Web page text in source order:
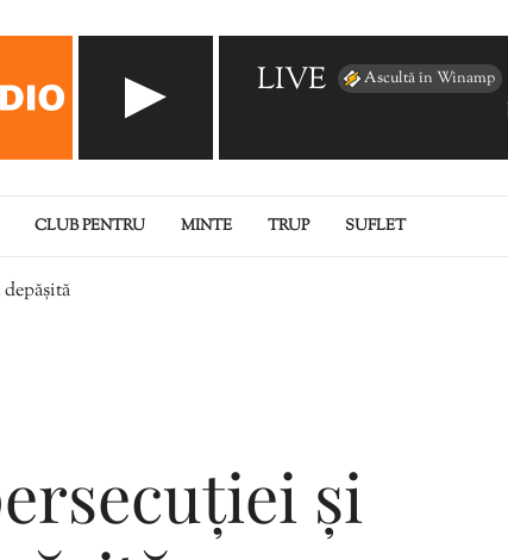
LIVE Ascultă în Winamp
CLUB PENTRU MINTE TRUP SUFLET
și